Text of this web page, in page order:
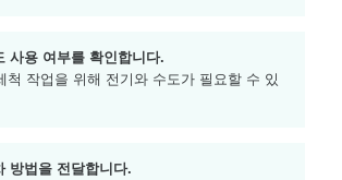
사용 여부를 확인합니다.
척 작업을 위해 전기와 수도가 필요할 수 있
방법을 전달합니다.